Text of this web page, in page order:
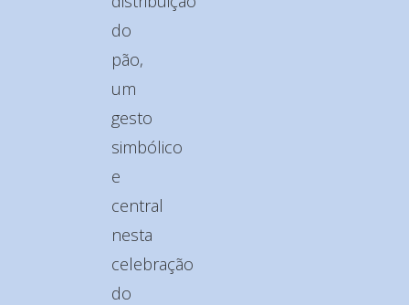
do
pão,
um
gesto
simbólico
e
central
nesta
celebração
do